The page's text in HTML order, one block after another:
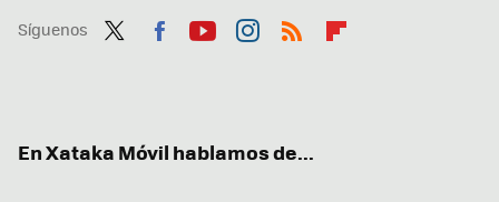
Síguenos
En Xataka Móvil hablamos de...